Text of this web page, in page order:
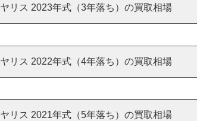
ヤリス 2023年式（3年落ち）の買取相場
ヤリス 2022年式（4年落ち）の買取相場
ヤリス 2021年式（5年落ち）の買取相場